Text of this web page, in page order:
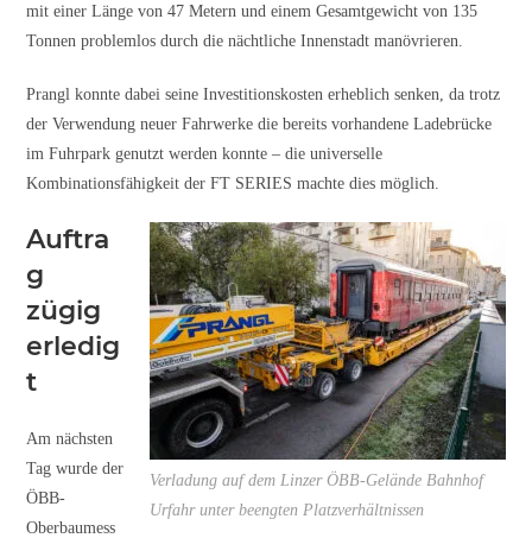
mit einer Länge von 47 Metern und einem Gesamtgewicht von 135
Tonnen problemlos durch die nächtliche Innenstadt manövrieren.
Prangl konnte dabei seine Investitionskosten erheblich senken, da trotz
der Verwendung neuer Fahrwerke die bereits vorhandene Ladebrücke
im Fuhrpark genutzt werden konnte – die universelle
Kombinationsfähigkeit der FT SERIES machte dies möglich.
Verladung auf dem Linzer ÖBB-Gelände Bahnhof
Urfahr unter beengten Platzverhältnissen
Auftra
g
zügig
erledig
t
Am nächsten
Tag wurde der
ÖBB-
Oberbaumess